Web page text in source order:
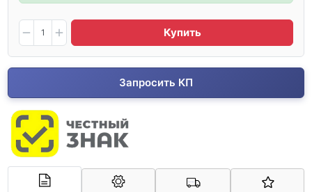
Купить
Запросить КП